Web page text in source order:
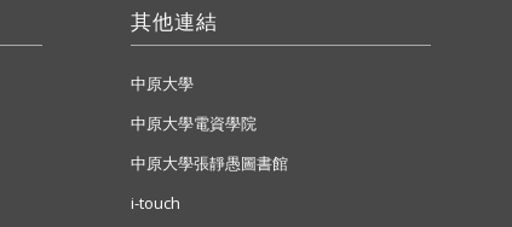
其他連結
中原大學
中原大學電資學院
中原大學張靜愚圖書館
i-touch